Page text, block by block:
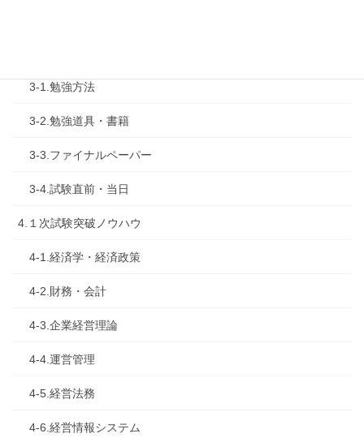
3-1.勉強方法
3-2.勉強道具・書籍
3-3.ファイナルペーパー
3-4.試験直前・当日
4.１次試験突破ノウハウ
4-1.経済学・経済政策
4-2.財務・会計
4-3.企業経営理論
4-4.運営管理
4-5.経営法務
4-6.経営情報システム